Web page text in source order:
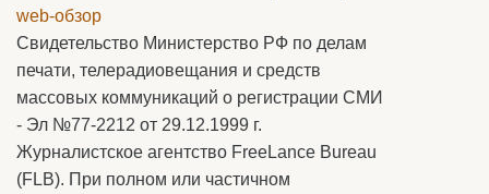
web-обзор
Свидетельство Министерство РФ по делам
печати, телерадиовещания и средств
массовых коммуникаций о регистрации СМИ
- Эл №77-2212 от 29.12.1999 г.
Журналистское агентство FreeLance Bureau
(FLB). При полном или частичном